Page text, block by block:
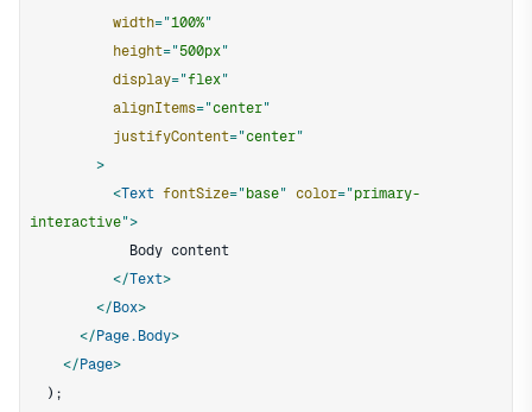
width="100%"
height="500px"
display="flex"
alignItems="center"
justifyContent="center"
>
<Text fontSize="base" color="primary-
interactive">
</Text>
</ Box>
</ Page.Body>
</ Page>
) ;